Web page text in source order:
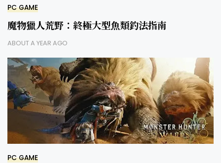
PC GAME
魔物獵人荒野：終極大型魚類釣法指南
ABOUT A YEAR AGO
PC GAME